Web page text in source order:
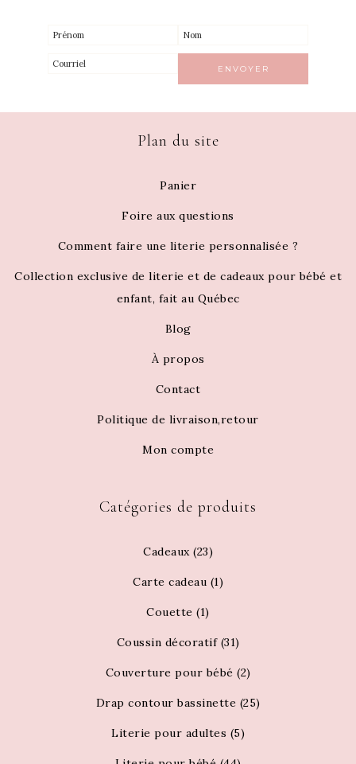
Plan du site
Panier
Foire aux questions
Comment faire une literie personnalisée ?
Collection exclusive de literie et de cadeaux pour bébé et
enfant, fait au Québec
Blog
À propos
Contact
Politique de livraison,retour
Mon compte
Catégories de produits
Cadeaux (23)
Carte cadeau (1)
Couette (1)
Coussin décoratif (31)
Couverture pour bébé (2)
Drap contour bassinette (25)
Literie pour adultes (5)